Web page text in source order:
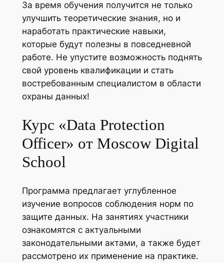
За время обучения получится не только
улучшить теоретические знания, но и
наработать практические навыки,
которые будут полезны в повседневной
работе. Не упустите возможность поднять
свой уровень квалификации и стать
востребованным специалистом в области
охраны данных!
Курс «Data Protection
Officer» от Moscow Digital
School
Программа предлагает углубленное
изучение вопросов соблюдения норм по
защите данных. На занятиях участники
ознакомятся с актуальными
законодательными актами, а также будет
рассмотрено их применение на практике.